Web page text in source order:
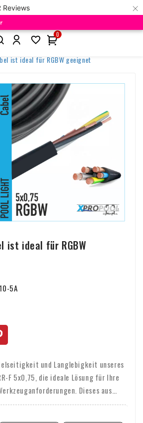
Reviews ×

0
Zubehör für die Poolbeleuchtung
ist ideal für RGBW geeignet

ist ideal für RGBW
5A
und Langlebigkeit unseres
F 5x0,75, die ideale Lösung für Ihre
Dieses aus
gefertigte Kabel ist für seine